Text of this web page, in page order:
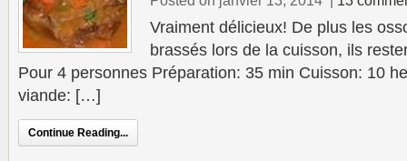
Vraiment délicieux! De plus les
brassés lors de la cuisson, ils
Pour 4 personnes Préparation: 35 min Cuisson: 10
viande: […]
Continue Reading...